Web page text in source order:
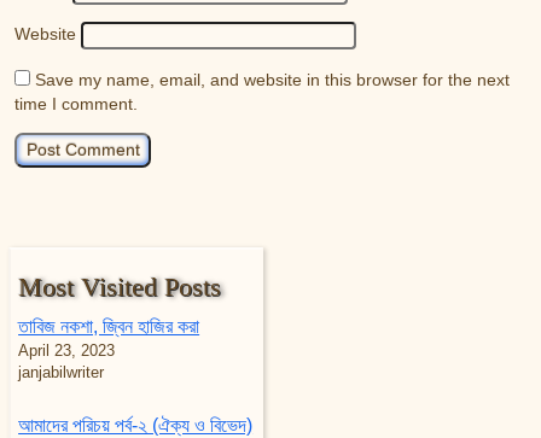
Website
Save my name, email, and website in this browser for the next
time I comment.
Most Visited Posts
তাবিজ নকশা, জ্বিন হাজির করা
April 23, 2023
janjabilwriter
আমাদের পরিচয় পর্ব-২ (ঐক্য ও বিভেদ)